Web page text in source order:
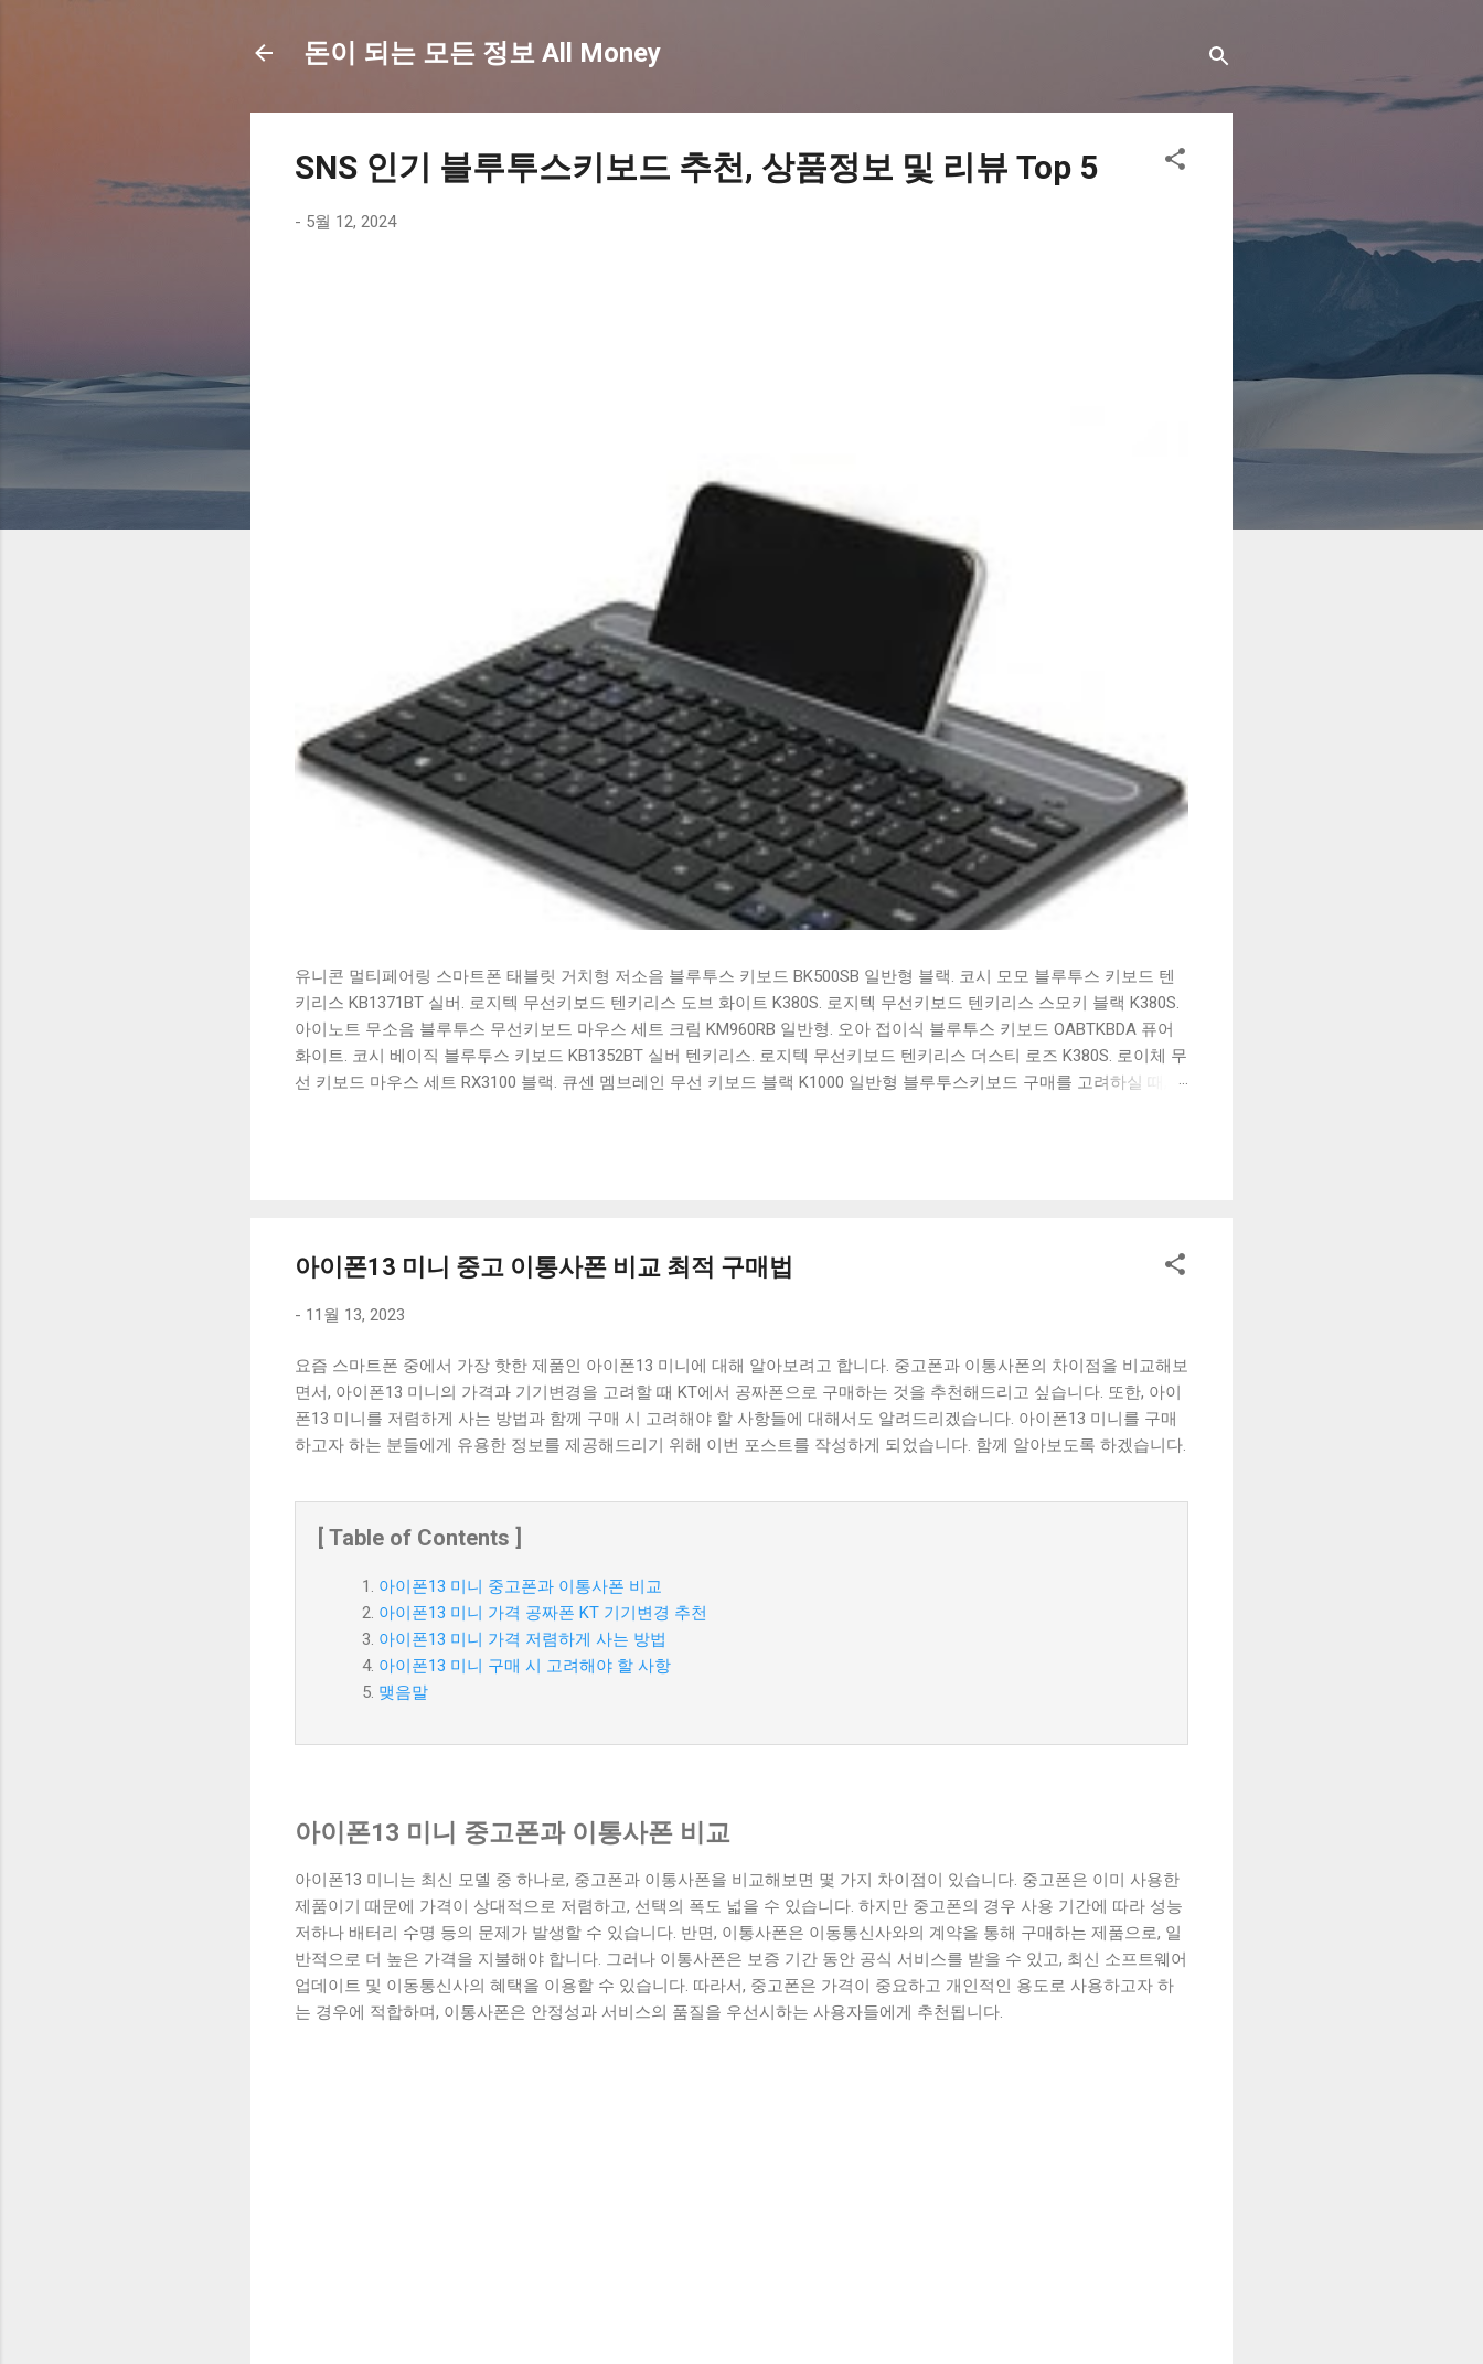
돈이 되는 모든 정보 All Money
SNS 인기 블루투스키보드 추천, 상품정보 및 리뷰 Top 5
- 5월 12, 2024
유니콘 멀티페어링 스마트폰 태블릿 거치형 저소음 블루투스 키보드 BK500SB 일반형 블랙. 코시 모모 블루투스 키보드 텐
키리스 KB1371BT 실버. 로지텍 무선키보드 텐키리스 도브 화이트 K380S. 로지텍 무선키보드 텐키리스 스모키 블랙 K380S.
아이노트 무소음 블루투스 무선키보드 마우스 세트 크림 KM960RB 일반형. 오아 접이식 블루투스 키보드 OABTKBDA 퓨어
화이트. 코시 베이직 블루투스 키보드 KB1352BT 실버 텐키리스. 로지텍 무선키보드 텐키리스 더스티 로즈 K380S. 로이체 무
선 키보드 마우스 세트 RX3100 블랙. 큐센 멤브레인 무선 키보드 블랙 K1000 일반형 블루투스키보드 구매를 고려하실 때, 추
아이폰13 미니 중고 이통사폰 비교 최적 구매법
- 11월 13, 2023
요즘 스마트폰 중에서 가장 핫한 제품인 아이폰13 미니에 대해 알아보려고 합니다. 중고폰과 이통사폰의 차이점을 비교해보
면서, 아이폰13 미니의 가격과 기기변경을 고려할 때 KT에서 공짜폰으로 구매하는 것을 추천해드리고 싶습니다. 또한, 아이
폰13 미니를 저렴하게 사는 방법과 함께 구매 시 고려해야 할 사항들에 대해서도 알려드리겠습니다. 아이폰13 미니를 구매
하고자 하는 분들에게 유용한 정보를 제공해드리기 위해 이번 포스트를 작성하게 되었습니다. 함께 알아보도록 하겠습니다.
[ Table of Contents ]
아이폰13 미니 중고폰과 이통사폰 비교
아이폰13 미니 가격 공짜폰 KT 기기변경 추천
아이폰13 미니 가격 저렴하게 사는 방법
아이폰13 미니 구매 시 고려해야 할 사항
맺음말
아이폰13 미니 중고폰과 이통사폰 비교
아이폰13 미니는 최신 모델 중 하나로, 중고폰과 이통사폰을 비교해보면 몇 가지 차이점이 있습니다. 중고폰은 이미 사용한
제품이기 때문에 가격이 상대적으로 저렴하고, 선택의 폭도 넓을 수 있습니다. 하지만 중고폰의 경우 사용 기간에 따라 성능
저하나 배터리 수명 등의 문제가 발생할 수 있습니다. 반면, 이통사폰은 이동통신사와의 계약을 통해 구매하는 제품으로, 일
반적으로 더 높은 가격을 지불해야 합니다. 그러나 이통사폰은 보증 기간 동안 공식 서비스를 받을 수 있고, 최신 소프트웨어
업데이트 및 이동통신사의 혜택을 이용할 수 있습니다. 따라서, 중고폰은 가격이 중요하고 개인적인 용도로 사용하고자 하
는 경우에 적합하며, 이통사폰은 안정성과 서비스의 품질을 우선시하는 사용자들에게 추천됩니다.